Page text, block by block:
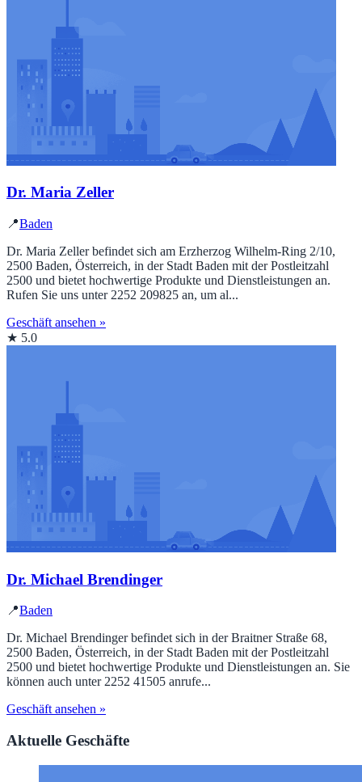
Dr. Maria Zeller
📍Baden
Dr. Maria Zeller befindet sich am Erzherzog Wilhelm-Ring 2/10,
2500 Baden, Österreich, in der Stadt Baden mit der Postleitzahl
2500 und bietet hochwertige Produkte und Dienstleistungen an.
Rufen Sie uns unter 2252 209825 an, um al...
Geschäft ansehen »
★ 5.0
Dr. Michael Brendinger
📍Baden
Dr. Michael Brendinger befindet sich in der Braitner Straße 68,
2500 Baden, Österreich, in der Stadt Baden mit der Postleitzahl
2500 und bietet hochwertige Produkte und Dienstleistungen an. Sie
können auch unter 2252 41505 anrufe...
Geschäft ansehen »
Aktuelle Geschäfte